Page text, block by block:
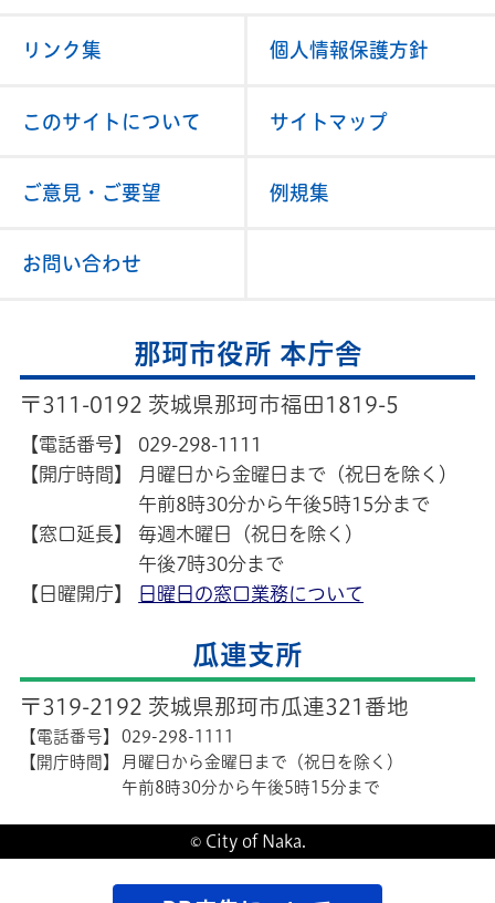
リンク集 個人情報保護方針
このサイトについて サイトマップ
ご意見・ご要望 例規集
お問い合わせ
那珂市役所 本庁舎
〒311-0192 茨城県那珂市福田1819-5
【電話番号】
029-298-1111
【開庁時間】
月曜日から金曜日まで（祝日を除く）
午前8時30分から午後5時15分まで
【窓口延長】
毎週木曜日（祝日を除く）
午後7時30分まで
【日曜開庁】
日曜日の窓口業務について
瓜連支所
〒319-2192 茨城県那珂市瓜連321番地
【電話番号】
029-298-1111
【開庁時間】
月曜日から金曜日まで（祝日を除く）
午前8時30分から午後5時15分まで
© City of Naka.